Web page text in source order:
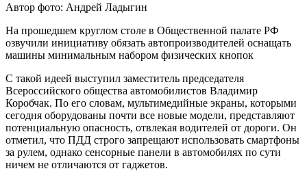
Автор фото: Андрей Ладыгин
На прошедшем круглом столе в Общественной палате РФ
озвучили инициативу обязать автопроизводителей оснащать
машины минимальным набором физических кнопок
С такой идеей выступил заместитель председателя
Всероссийского общества автомобилистов Владимир
Коробчак. По его словам, мультимедийные экраны, которыми
сегодня оборудованы почти все новые модели, представляют
потенциальную опасность, отвлекая водителей от дороги. Он
отметил, что ПДД строго запрещают использовать смартфоны
за рулем, однако сенсорные панели в автомобилях по сути
ничем не отличаются от гаджетов.